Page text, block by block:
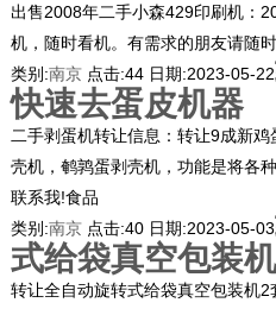
出售2008年二手小森429印刷机：
机，随时看机。有需求的朋友请随时
类别:南京 点击:44 日期:2023-05-22
快速去蛋皮机器
二手剥蛋机转让信息：转让9成新
壳机，鹌鹑蛋剥壳机，功能是将各
联系我!食品
类别:南京 点击:40 日期:2023-05-03
式给袋真空包装
转让全自动旋转式给袋真空包装机